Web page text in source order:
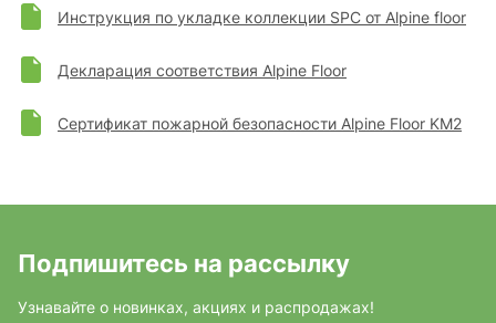
Инструкция по укладке коллекции SPC от Alpine floor
Декларация соответствия Alpine Floor
Сертификат пожарной безопасности Alpine Floor KM2
Подпишитесь на рассылку
Узнавайте о новинках, акциях и распродажах!